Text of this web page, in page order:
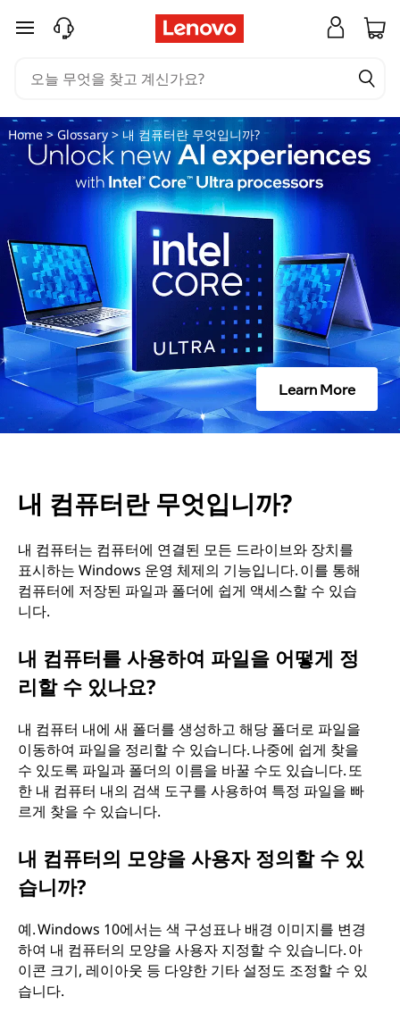
내
터
는
엇
입
니
까
주요 콘텐츠로 건너뛰기
Home> Glossary> 내 컴퓨터란 무엇입니까?
Learn More
내 컴퓨터란 무엇입니까?
내 컴퓨터는 컴퓨터에 연결된 모든 드라이브와 장치를
표시하는 Windows 운영 체제의 기능입니다. 이를 통해
컴퓨터에 저장된 파일과 폴더에 쉽게 액세스할 수 있습
니다.
내 컴퓨터를 사용하여 파일을 어떻게 정
리할 수 있나요?
내 컴퓨터 내에 새 폴더를 생성하고 해당 폴더로 파일을
이동하여 파일을 정리할 수 있습니다. 나중에 쉽게 찾을
수 있도록 파일과 폴더의 이름을 바꿀 수도 있습니다. 또
한 내 컴퓨터 내의 검색 도구를 사용하여 특정 파일을 빠
르게 찾을 수 있습니다.
내 컴퓨터의 모양을 사용자 정의할 수 있
습니까?
예. Windows 10에서는 색 구성표나 배경 이미지를 변경
하여 내 컴퓨터의 모양을 사용자 지정할 수 있습니다. 아
이콘 크기, 레이아웃 등 다양한 기타 설정도 조정할 수 있
습니다.